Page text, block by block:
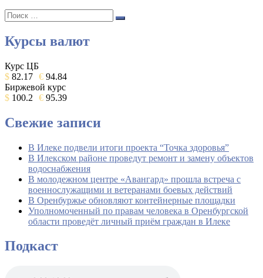
Поиск:
Поиск
Курсы валют
Курс ЦБ
$ 82.17 € 94.84
Биржевой курс
$ 100.2 € 95.39
Свежие записи
В Илеке подвели итоги проекта “Точка здоровья”
В Илекском районе проведут ремонт и замену объектов
водоснабжения
В молодежном центре «Авангард» прошла встреча с
военнослужащими и ветеранами боевых действий
В Оренбуржье обновляют контейнерные площадки
Уполномоченный по правам человека в Оренбургской
области проведёт личный приём граждан в Илеке
Подкаст